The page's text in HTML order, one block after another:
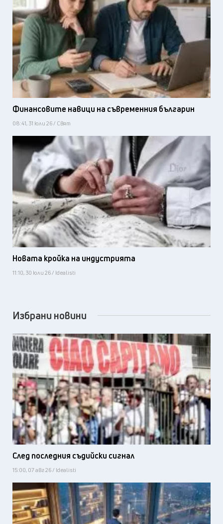
Финансовите навици на съвременния българин
08:41, 31 юли 26 / Свят
Новата кройка на индустрията
11:10, 30 юли 26 / Idealisti
Избрани новини
След последния съдийски сигнал
15:00, 07 авг 26 / Idealisti